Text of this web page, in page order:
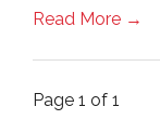
Read More →
Page 1 of 1